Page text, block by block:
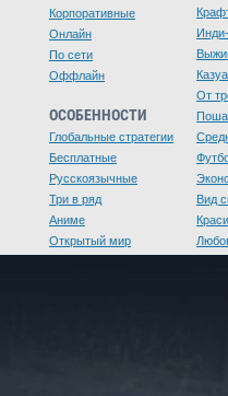
Корпоративные
Онлайн
По сети
Оффлайн
ОСОБЕННОСТИ
Глобальные стратегии
Бесплатные
Русскоязычные
Три в ряд
Аниме
Открытый мир
От
Вид